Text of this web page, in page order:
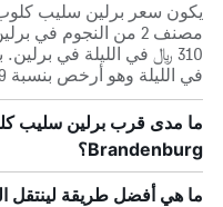
يكون سعر برلين سليب
مصنف 2 من النجوم
في الليلة وهو أرخص بنسبة 39% وسطياً في برلين.
ما مدى قرب برلين سليب
Brandenburg؟
ما هي أفضل طريقة لينتقل